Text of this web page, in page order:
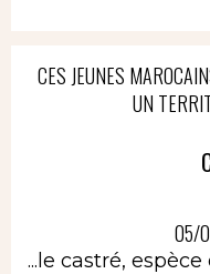
CES JEUNES
UN
05/
...le castré,